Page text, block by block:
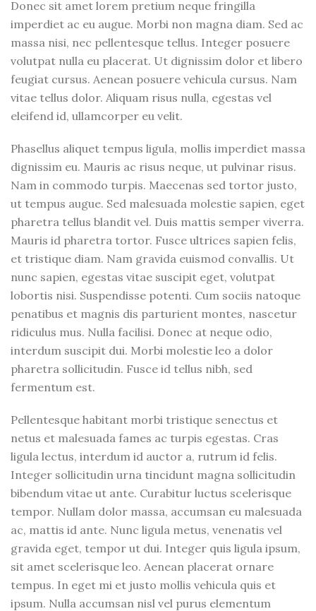
Donec sit amet lorem pretium neque fringilla
imperdiet ac eu augue. Morbi non magna diam. Sed ac
massa nisi, nec pellentesque tellus. Integer posuere
volutpat nulla eu placerat. Ut dignissim dolor et libero
feugiat cursus. Aenean posuere vehicula cursus. Nam
vitae tellus dolor. Aliquam risus nulla, egestas vel
eleifend id, ullamcorper eu velit.
Phasellus aliquet tempus ligula, mollis imperdiet massa
dignissim eu. Mauris ac risus neque, ut pulvinar risus.
Nam in commodo turpis. Maecenas sed tortor justo,
ut tempus augue. Sed malesuada molestie sapien, eget
pharetra tellus blandit vel. Duis mattis semper viverra.
Mauris id pharetra tortor. Fusce ultrices sapien felis,
et tristique diam. Nam gravida euismod convallis. Ut
nunc sapien, egestas vitae suscipit eget, volutpat
lobortis nisi. Suspendisse potenti. Cum sociis natoque
penatibus et magnis dis parturient montes, nascetur
ridiculus mus. Nulla facilisi. Donec at neque odio,
interdum suscipit dui. Morbi molestie leo a dolor
pharetra sollicitudin. Fusce id tellus nibh, sed
fermentum est.
Pellentesque habitant morbi tristique senectus et
netus et malesuada fames ac turpis egestas. Cras
ligula lectus, interdum id auctor a, rutrum id felis.
Integer sollicitudin urna tincidunt magna sollicitudin
bibendum vitae ut ante. Curabitur luctus scelerisque
tempor. Nullam dolor massa, accumsan eu malesuada
ac, mattis id ante. Nunc ligula metus, venenatis vel
gravida eget, tempor ut dui. Integer quis ligula ipsum,
sit amet scelerisque leo. Aenean placerat ornare
tempus. In eget mi et justo mollis vehicula quis et
ipsum. Nulla accumsan nisl vel purus elementum